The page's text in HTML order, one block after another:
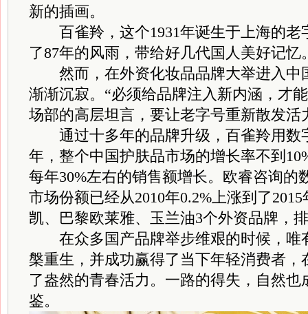
新的插画。
百雀羚，这个1931年诞生于上海的老
了87年的风雨，带给好几代国人美好记忆
然而，在外资化妆品品牌大举进入中
渐渐沉寂。“必须给品牌注入新内涵，才
场部的高层坦言，要让老字号重新散发活
通过十多年的品牌升级，百雀羚用数
年，整个中国护肤品市场的增长率不到
每年30%左右的销售额增长。欧睿咨询的
市场份额已经从2010年0.2%上涨到了
凯、巴黎欧莱雅、玉兰油3个外资品牌，
在众多国产品牌举步维艰的时候，唯
槃重生，并成功赢得了当下年轻消费者，
了盎然的青春活力。一路的得失，自然
鉴。